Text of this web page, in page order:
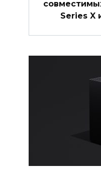
Series X